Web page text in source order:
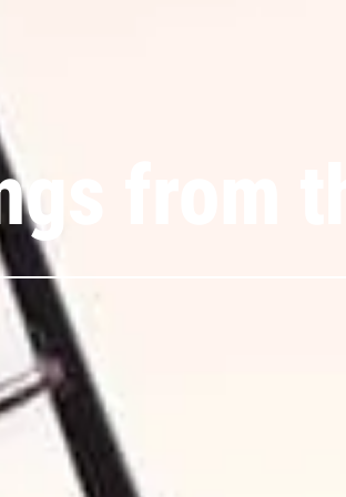
from